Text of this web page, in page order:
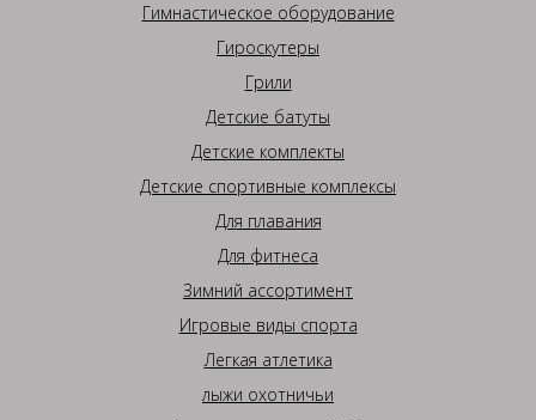
Гимнастическое оборудование
Гироскутеры
Грили
Детские батуты
Детские комплекты
Детские спортивные комплексы
Для плавания
Для фитнеса
Зимний ассортимент
Игровые виды спорта
Легкая атлетика
лыжи охотничьи